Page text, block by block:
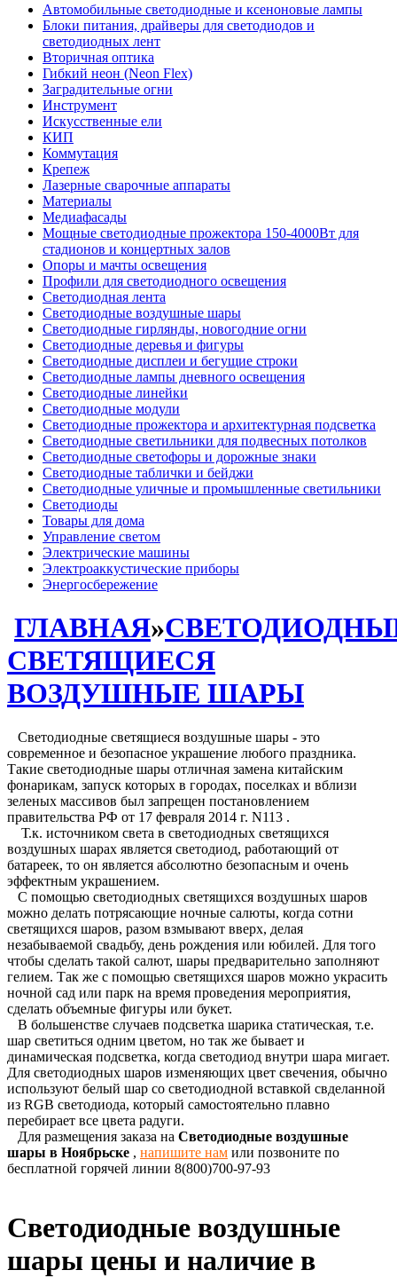
Автомобильные светодиодные и ксеноновые лампы
Блоки питания, драйверы для светодиодов и
светодиодных лент
Вторичная оптика
Гибкий неон (Neon Flex)
Заградительные огни
Инструмент
Искусственные ели
КИП
Коммутация
Крепеж
Лазерные сварочные аппараты
Материалы
Медиафасады
Мощные светодиодные прожектора 150-4000Вт для
стадионов и концертных залов
Опоры и мачты освещения
Профили для светодиодного освещения
Светодиодная лента
Светодиодные воздушные шары
Светодиодные гирлянды, новогодние огни
Светодиодные деревья и фигуры
Светодиодные дисплеи и бегущие строки
Светодиодные лампы дневного освещения
Светодиодные линейки
Светодиодные модули
Светодиодные прожектора и архитектурная подсветка
Светодиодные светильники для подвесных потолков
Светодиодные светофоры и дорожные знаки
Светодиодные таблички и бейджи
Светодиодные уличные и промышленные светильники
Светодиоды
Товары для дома
Управление светом
Электрические машины
Электроаккустические приборы
Энергосбережение
ГЛАВНАЯ»
СВЕТЯЩИЕСЯ
ВОЗДУШНЫЕ ШАРЫ
Светодиодные светящиеся воздушные шары - это
современное и безопасное украшение любого праздника.
Такие светодиодные шары отличная замена китайским
фонарикам, запуск которых в городах, поселках и вблизи
зеленых массивов был запрещен постановлением
правительства РФ от 17 февраля 2014 г. N113 .
Т.к. источником света в светодиодных светящихся
воздушных шарах является светодиод, работающий от
батареек, то он является абсолютно безопасным и очень
эффектным украшением.
С помощью светодиодных светящихся воздушных шаров
можно делать потрясающие ночные салюты, когда сотни
светящихся шаров, разом взмывают вверх, делая
незабываемой свадьбу, день рождения или юбилей. Для того
чтобы сделать такой салют, шары предварительно заполняют
гелием. Так же с помощью светящихся шаров можно украсить
ночной сад или парк на время проведения мероприятия,
сделать объемные фигуры или букет.
В большенстве случаев подсветка шарика статическая, т.е.
шар светиться одним цветом, но так же бывает и
динамическая подсветка, когда светодиод внутри шара мигает.
Для светодиодных шаров изменяющих цвет свечения, обычно
используют белый шар со светодиодной вставкой свделанной
из RGB светодиода, который самостоятельно плавно
перебирает все цвета радуги.
Для размещения заказа на Светодиодные воздушные
шары в Ноябрьске , напишите нам или позвоните по
бесплатной горячей линии 8(800)700-97-93
Светодиодные воздушные
шары цены и наличие в